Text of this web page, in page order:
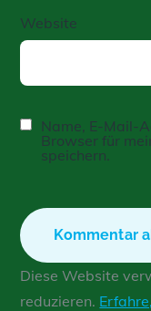
Website
Name, E-Mail-
Browser für
speichern.
Diese Website
reduzieren.